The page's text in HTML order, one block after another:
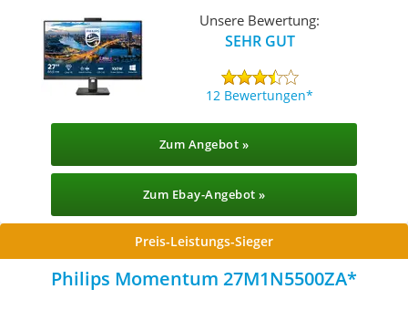
Unsere Bewertung:
SEHR GUT
12 Bewertungen
Zum Angebot »
Zum Ebay-Angebot »
Preis-Leistungs-Sieger
Philips Momentum 27M1N5500ZA